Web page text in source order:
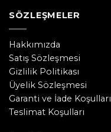
SÖZLEŞMELER
Hakkımızda
Satış Sözleşmesi
Gizlilik Politikası
Üyelik Sözleşmesi
Garanti ve İade Koşulları
Teslimat Koşulları